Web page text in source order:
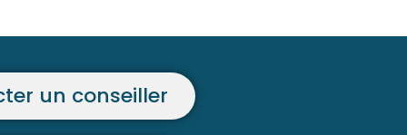
un conseiller